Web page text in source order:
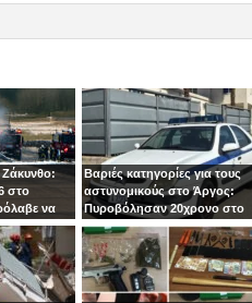
στο
να
στιγμή ο
Βαριές κατηγορίες για τους
αστυνομικούς στο Άργος:
Πυροβόλησαν 20χρονο στο
κεφάλι